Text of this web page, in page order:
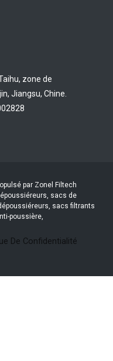
zone de
Jiangsu, Chine.
par Zonel Filtech
sacs de
sacs filtrants
poussière,
De Confidentialité